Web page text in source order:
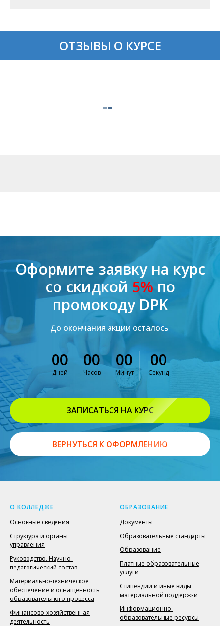
ОТЗЫВЫ О КУРСЕ
Оформите заявку на курс
со скидкой 5% по
промокоду DPK
До окончания акции осталось
00
Дней
00
Часов
00
Минут
00
Секунд
ЗАПИСАТЬСЯ НА КУРС
ВЕРНУТЬСЯ К ОФОРМЛЕНИЮ
О КОЛЛЕДЖЕ
Основные сведения
Структура и органы
управления
Руководство. Научно-
педагогический состав
Материально-техническое
обеспечение и оснащённость
образовательного процесса
Финансово-хозяйственная
деятельность
ОБРАЗОВАНИЕ
Документы
Образовательные стандарты
Образование
Платные образовательные
услуги
Стипендии и иные виды
материальной поддержки
Информационно-
образовательные ресурсы